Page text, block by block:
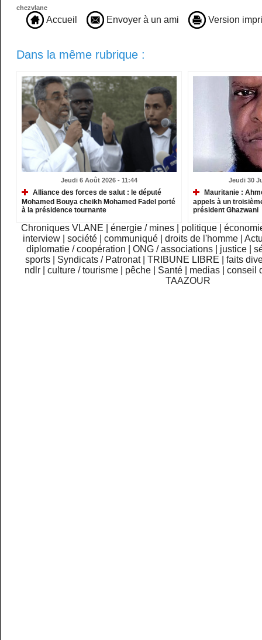
chezvlane
Accueil Envoyer à un ami Version
Dans la même rubrique :
Jeudi 6 Août 2026 - 11:44
Alliance des forces de salut : le député
Mohamed Bouya cheikh Mohamed Fadel porté
à la présidence tournante
Jeudi 30
Mauritanie :
appels à un
président Ghazwani
Chroniques VLANE énergie / mines politique
interview
|société |communiqué |droits de l'homme |
diplomatie / coopération
ONG / associations justice
sports
Syndicats / Patronat TRIBUNE LIBRE
faits
ndlr
|culture / tourisme pêche Santé medias |conseil
TAAZOUR